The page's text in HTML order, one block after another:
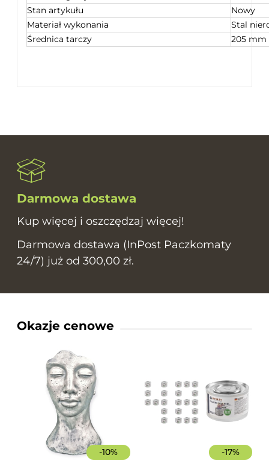
Stan artykułu
Nowy
Materiał wykonania
Stal
Średnica tarczy
205 mm
Darmowa dostawa
Kup więcej i oszczędzaj więcej!
Darmowa dostawa (InPost Paczkomaty
24/7) już od 300,00 zł.
Okazje cenowe
-10%
-17%